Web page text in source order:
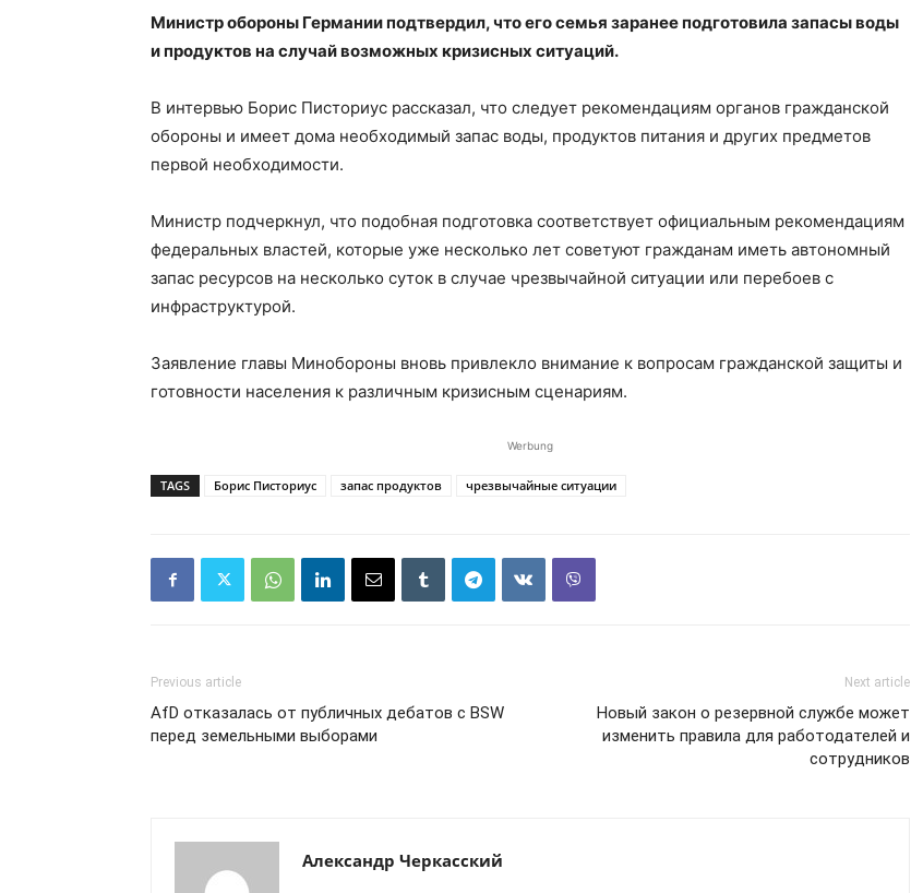
Министр обороны Германии подтвердил, что его семья заранее подготовила запасы воды
и продуктов на случай возможных кризисных ситуаций.
В интервью Борис Писториус рассказал, что следует рекомендациям органов гражданской
обороны и имеет дома необходимый запас воды, продуктов питания и других предметов
первой необходимости.
Министр подчеркнул, что подобная подготовка соответствует официальным рекомендациям
федеральных властей, которые уже несколько лет советуют гражданам иметь автономный
запас ресурсов на несколько суток в случае чрезвычайной ситуации или перебоев с
инфраструктурой.
Заявление главы Минобороны вновь привлекло внимание к вопросам гражданской защиты и
готовности населения к различным кризисным сценариям.
Werbung
TAGS Борис Писториус запас продуктов чрезвычайные ситуации
Previous article
AfD отказалась от публичных дебатов с BSW
перед земельными выборами
Next article
Новый закон о резервной службе может
изменить правила для работодателей и
сотрудников
Александр Черкасский